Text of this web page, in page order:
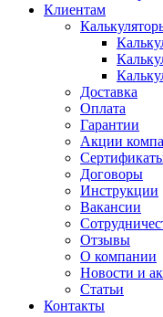
Клиентам
Доставка
Оплата
Гарантии
Акции
Договоры
Инструкции
Вакансии
Отзывы
О компании
Новости и
Статьи
Контакты